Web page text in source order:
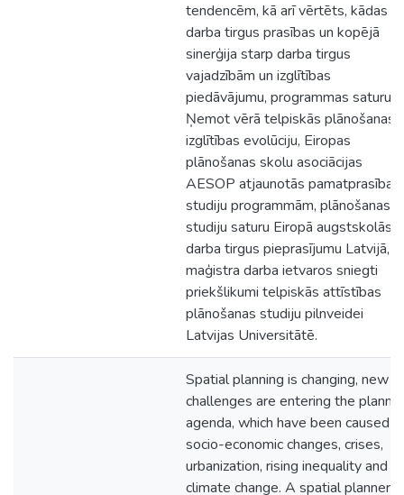
tendencēm, kā arī vērtēts, kādas ir
darba tirgus prasības un kopējā
sinerģija starp darba tirgus
vajadzībām un izglītības
piedāvājumu, programmas saturu.
Ņemot vērā telpiskās plānošanas
izglītības evolūciju, Eiropas
plānošanas skolu asociācijas
AESOP atjaunotās pamatprasības
studiju programmām, plānošanas
studiju saturu Eiropā augstskolās
darba tirgus pieprasījumu Latvijā,
maģistra darba ietvaros sniegti
priekšlikumi telpiskās attīstības
plānošanas studiju pilnveidei
Latvijas Universitātē.
Spatial planning is changing, new
challenges are entering the
agenda, which have been caused
socio-economic changes, crises,
urbanization, rising inequality and
climate change. A spatial planner